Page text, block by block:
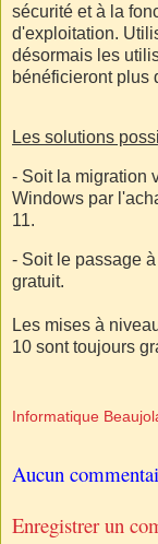
sécurité et à la
d'exploitation.
désormais les
bénéficieront plus
Les solutions
- Soit la migration
Windows par
11.
- Soit le passage
gratuit.
Les mises à
10 sont toujours
Informatique
Aucun
Enregistrer un